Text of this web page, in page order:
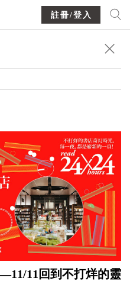
註冊/登入
11回到不打烊的靈